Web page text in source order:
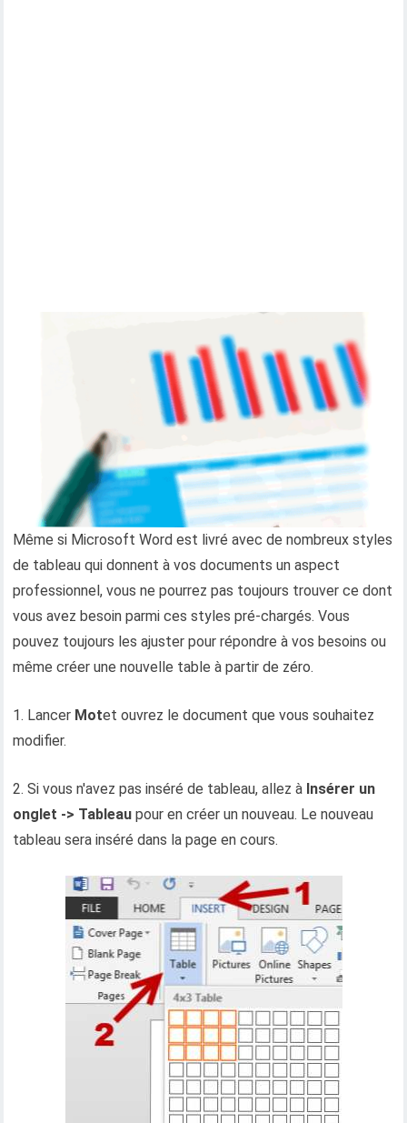
Même si Microsoft Word est livré avec de nombreux styles
de tableau qui donnent à vos documents un aspect
professionnel, vous ne pourrez pas toujours trouver ce dont
vous avez besoin parmi ces styles pré-chargés. Vous
pouvez toujours les ajuster pour répondre à vos besoins ou
même créer une nouvelle table à partir de zéro.
1. Lancer Motet ouvrez le document que vous souhaitez
modifier.
2. Si vous n'avez pas inséré de tableau, allez à Insérer un
onglet -> Tableau pour en créer un nouveau. Le nouveau
tableau sera inséré dans la page en cours.